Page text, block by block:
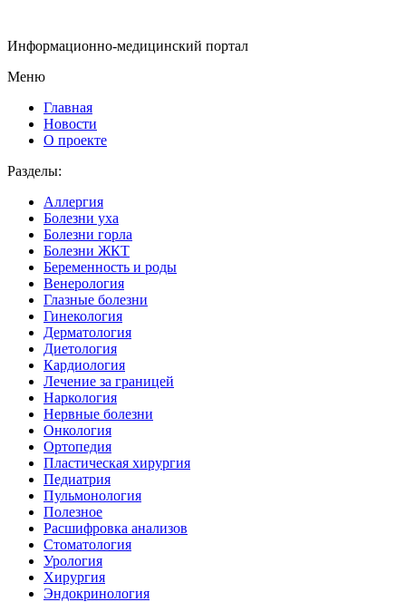
Информационно-медицинский портал
Меню
Главная
Новости
О проекте
Разделы:
Аллергия
Болезни уха
Болезни горла
Болезни ЖКТ
Беременность и роды
Венерология
Глазные болезни
Гинекология
Дерматология
Диетология
Кардиология
Лечение за границей
Наркология
Нервные болезни
Онкология
Ортопедия
Пластическая хирургия
Педиатрия
Пульмонология
Полезное
Расшифровка анализов
Стоматология
Урология
Хирургия
Эндокринология